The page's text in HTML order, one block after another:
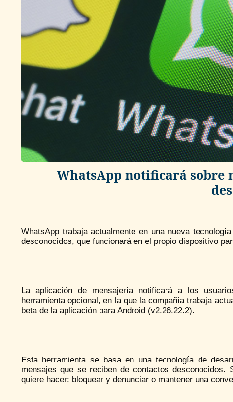
WhatsApp notificará sobre
WhatsApp trabaja actualmente en una nueva
desconocidos, que funcionará en el propio dispositivo
La aplicación de mensajería notificará a los
herramienta opcional, en la que la compañía trabaja
beta de la aplicación para Android (v2.26.22.2).
Esta herramienta se basa en una tecnología de
mensajes que se reciben de contactos
quiere hacer: bloquear y denunciar o mantener una